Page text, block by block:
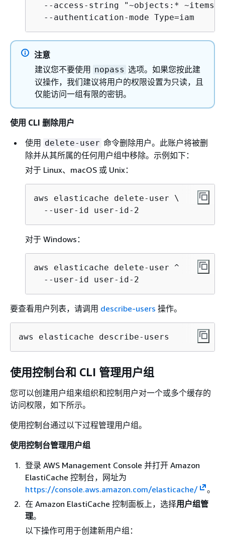
--access-string "~objects:*
  --authentication-mode Type=iam
注意
建议您不要使用 nopass 选项。如果您按此建
议操作，我们建议将用户的权限设置为只读，且
仅能访问一组有限的密钥。
使用 CLI 删除用户
使用 delete-user 命令删除用户。此账户将被删
除并从其所属的任何用户组中移除。示例如下：
对于 Linux、macOS 或 Unix：
aws elasticache delete-user \
对于 Windows：
aws elasticache delete-user ^
要查看用户列表，请调用 describe-users 操作。
aws elasticache describe-users
使用控制台和 CLI 管理用户组
您可以创建用户组来组织和控制用户对一个或多个缓存的
访问权限，如下所示。
使用控制台通过以下过程管理用户组。
使用控制台管理用户组
登录 AWS Management Console 并打开 Amazon
ElastiCache 控制台，网址为
https://console.aws.amazon.com/elasticache/
。
在 Amazon ElastiCache 控制面板上，选择用户组管
理。
以下操作可用于创建新用户组：